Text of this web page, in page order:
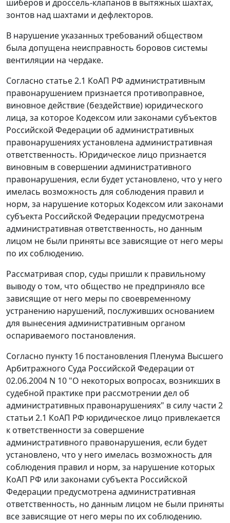
шиберов и дроссель-клапанов в вытяжных шахтах,
зонтов над шахтами и дефлекторов.
В нарушение указанных требований обществом
была допущена неисправность боровов системы
вентиляции на чердаке.
Согласно статье 2.1 КоАП РФ административным
правонарушением признается противоправное,
виновное действие (бездействие) юридического
лица, за которое Кодексом или законами субъектов
Российской Федерации об административных
правонарушениях установлена административная
ответственность. Юридическое лицо признается
виновным в совершении административного
правонарушения, если будет установлено, что у него
имелась возможность для соблюдения правил и
норм, за нарушение которых Кодексом или законами
субъекта Российской Федерации предусмотрена
административная ответственность, но данным
лицом не были приняты все зависящие от него меры
по их соблюдению.
Рассматривая спор, суды пришли к правильному
выводу о том, что общество не предприняло все
зависящие от него меры по своевременному
устранению нарушений, послуживших основанием
для вынесения административным органом
оспариваемого постановления.
Согласно пункту 16 постановления Пленума Высшего
Арбитражного Суда Российской Федерации от
02.06.2004 N 10 "О некоторых вопросах, возникших в
судебной практике при рассмотрении дел об
административных правонарушениях" в силу части 2
статьи 2.1 КоАП РФ юридическое лицо привлекается
к ответственности за совершение
административного правонарушения, если будет
установлено, что у него имелась возможность для
соблюдения правил и норм, за нарушение которых
КоАП РФ или законами субъекта Российской
Федерации предусмотрена административная
ответственность, но данным лицом не были приняты
все зависящие от него меры по их соблюдению.